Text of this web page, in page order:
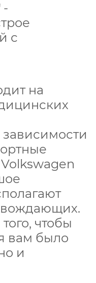
-
с
на
чтобы
вам было
и